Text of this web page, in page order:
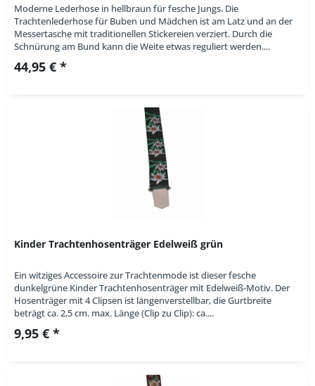
Moderne Lederhose in hellbraun für fesche Jungs. Die
Trachtenlederhose für Buben und Mädchen ist am Latz und an der
Messertasche mit traditionellen Stickereien verziert. Durch die
Schnürung am Bund kann die Weite etwas reguliert werden....
44,95 € *
Kinder Trachtenhosenträger Edelweiß grün
Ein witziges Accessoire zur Trachtenmode ist dieser fesche
dunkelgrüne Kinder Trachtenhosenträger mit Edelweiß-Motiv. Der
Hosenträger mit 4 Clipsen ist längenverstellbar, die Gurtbreite
beträgt ca. 2,5 cm. max. Länge (Clip zu Clip): ca....
9,95 € *